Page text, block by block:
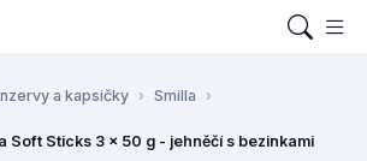
a kapsičky
Smilla
Soft Sticks 3 x 50 g - jehněčí s bezinkami